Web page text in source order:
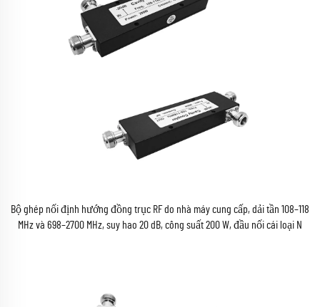
Bộ ghép nối định hướng đồng trục RF do nhà máy cung cấp, dải tần 108–118
MHz và 698–2700 MHz, suy hao 20 dB, công suất 200 W, đầu nối cái loại N